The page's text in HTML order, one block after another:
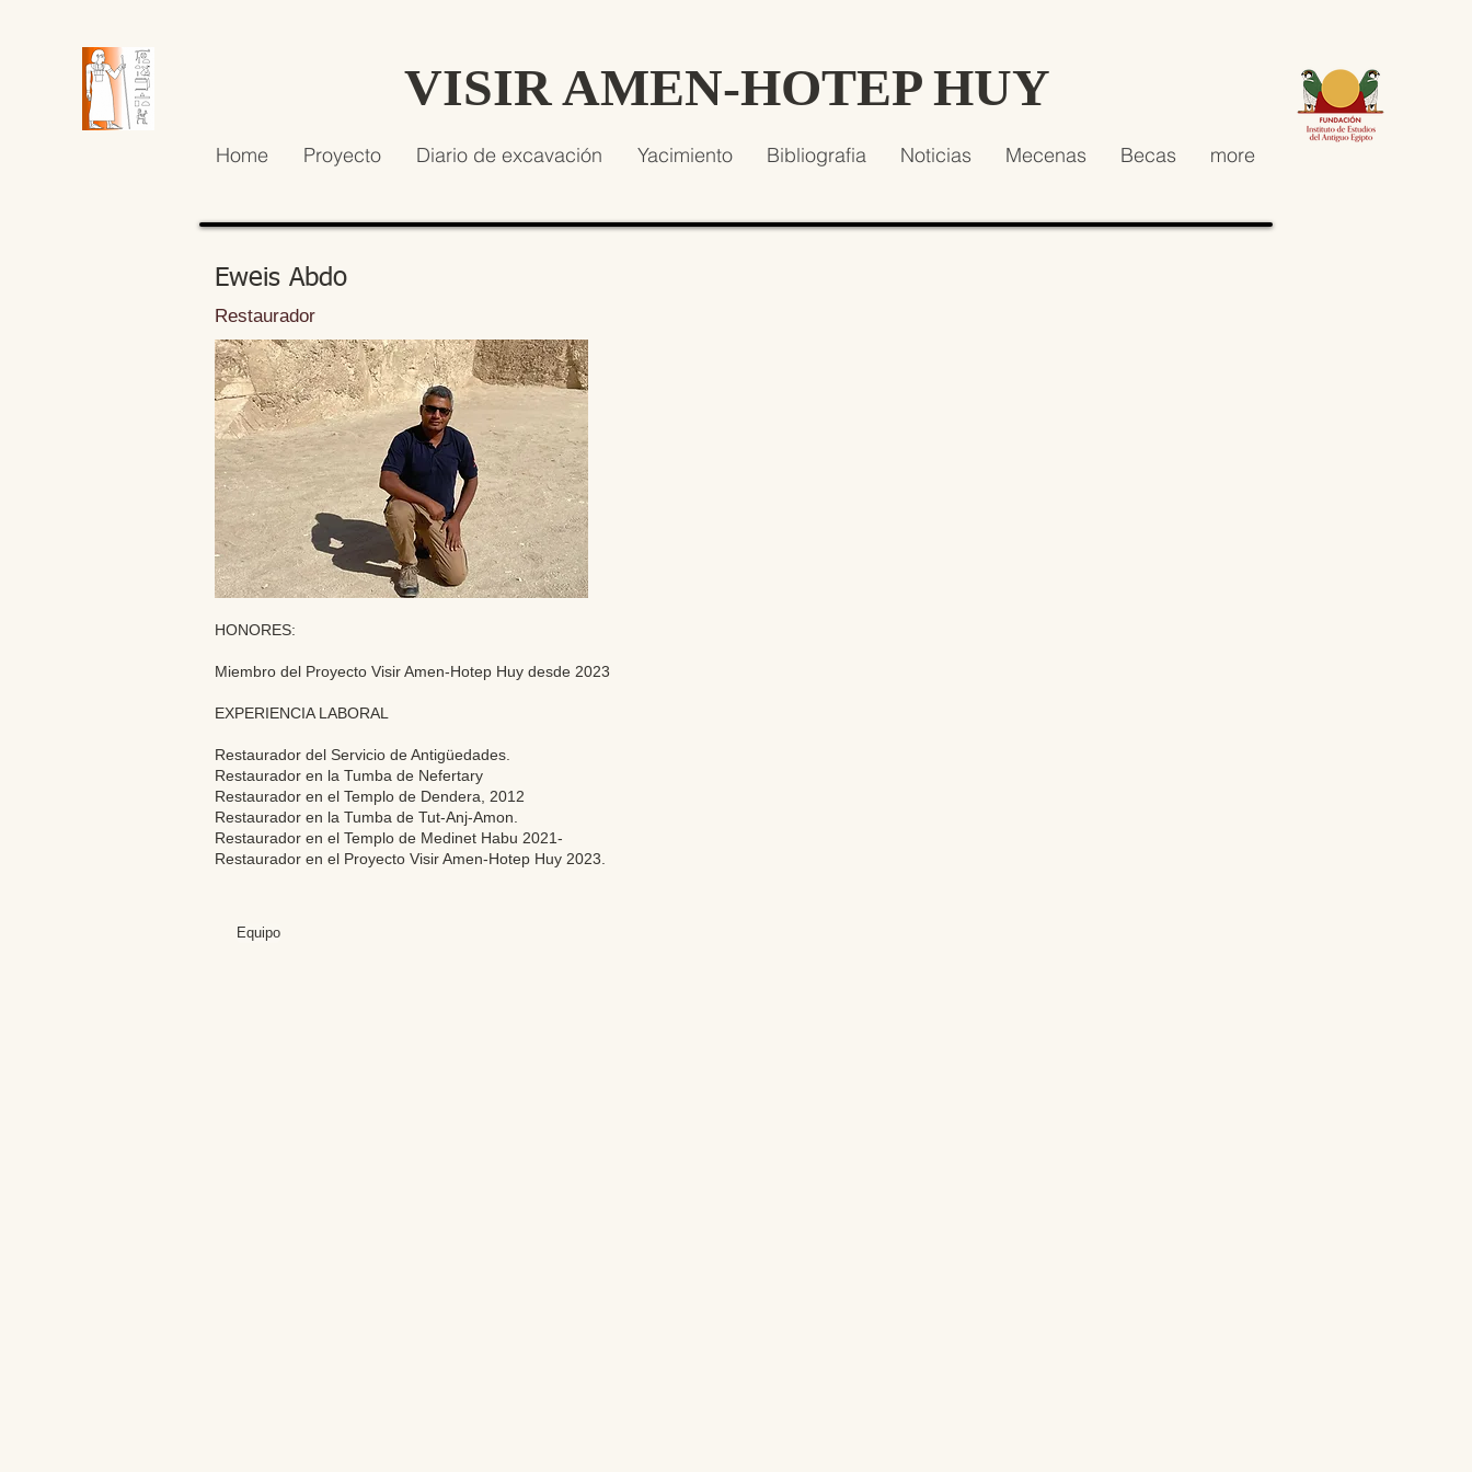
VISIR AMEN-HOTEP HUY
Home Proyecto Diario de excavación Yacimiento Bibliografia Noticias Mecenas Becas more
Eweis Abdo
Restaurador
HONORES:
Miembro del Proyecto Visir Amen-Hotep Huy desde 2023
EXPERIENCIA LABORAL
Restaurador del Servicio de Antigüedades.
Restaurador en la Tumba de Nefertary
Restaurador en el Templo de Dendera, 2012
Restaurador en la Tumba de Tut-Anj-Amon.
Restaurador en el Templo de Medinet Habu 2021-
Restaurador en el Proyecto Visir Amen-Hotep Huy 2023.
Equipo